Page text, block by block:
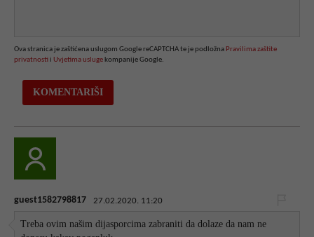
Ova stranica je zaštićena uslugom Google reCAPTCHA te je podložna Pravilima zaštite
privatnosti i Uvjetima usluge kompanije Google.
guest1582798817 27.02.2020. 11:20
Treba ovim našim dijasporcima zabraniti da dolaze da nam ne